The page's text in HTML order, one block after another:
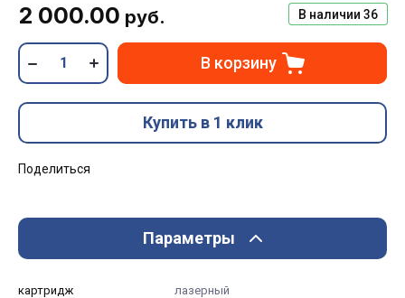
В наличии 36
2 000.00 руб.
В корзину
Купить в 1 клик
Поделиться
Параметры
картридж лазерный